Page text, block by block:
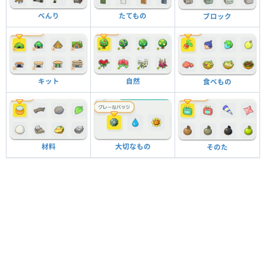
べんり たてもの ブロック
キット 自然 食べもの
材料 大切なもの そのた